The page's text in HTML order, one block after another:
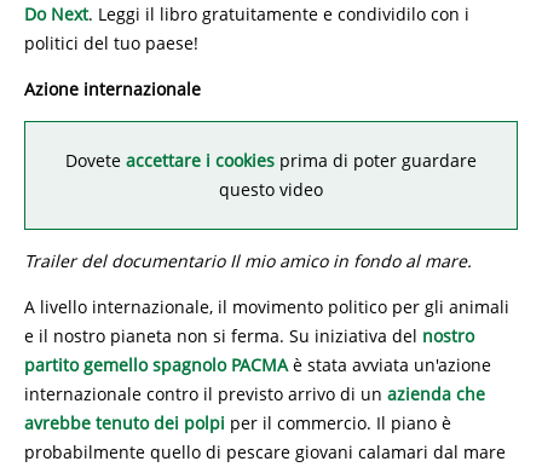
Do Next. Leggi il libro gratuitamente e condividilo con i
politici del tuo paese!
Azione internazionale
Dovete accettare i cookies prima di poter guardare
questo video
Trailer del documentario Il mio amico in fondo al mare.
A livello internazionale, il movimento politico per gli animali
e il nostro pianeta non si ferma. Su iniziativa del nostro
partito gemello spagnolo PACMA è stata avviata un'azione
internazionale contro il previsto arrivo di un azienda che
avrebbe tenuto dei polpi per il commercio. Il piano è
probabilmente quello di pescare giovani calamari dal mare